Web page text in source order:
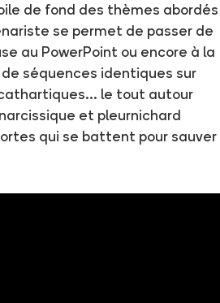
de fond des thèmes abordés
se permet de passer de
au PowerPoint ou encore à la
séquences identiques sur
le tout autour
et pleurnichard
qui se battent pour sauver